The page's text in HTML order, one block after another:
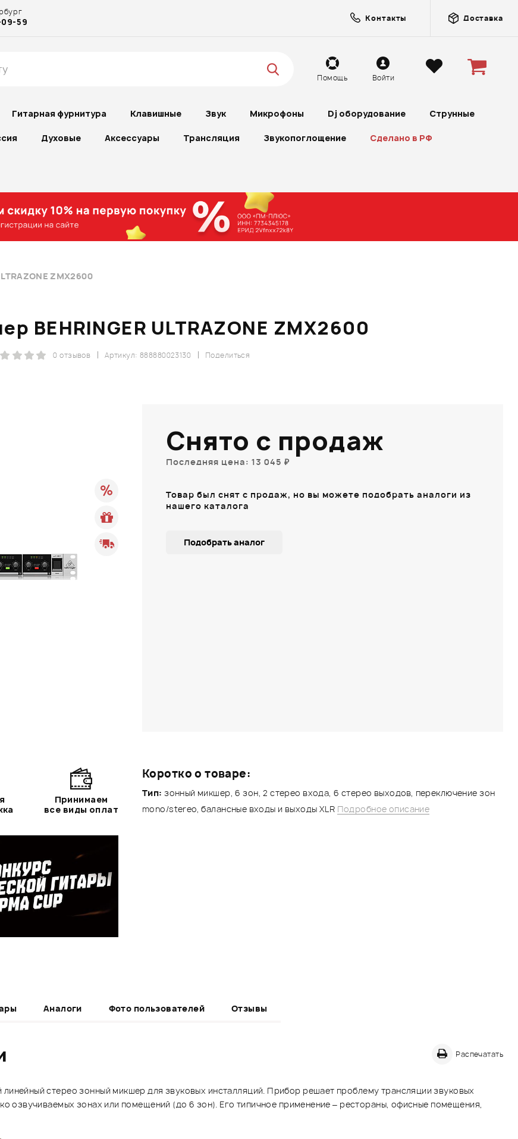
59 Контакты Доставка
Помощь Войти
Гитарная фурнитура Клавишные Звук Микрофоны Dj оборудование Струнные
Духовые Аксессуары Трансляция Звукопоглощение Сделано в РФ
ZMX2600
BEHRINGER ULTRAZONE ZMX2600
Поделиться
Артикул: 888880023130
0 отзывов
Коротко о товаре:
Тип:зонный микшер, 6 зон, 2 стерео входа, 6 стерео выходов, переключение зон
mono/stereo, балансные входы и выходы XLR Подробное описание
Снято с продаж
Последняя цена: 13 045 ₽
Товар был снят с продаж, но вы можете подобрать аналоги из
нашего каталога
Подобрать аналог
Принимаем
все виды оплат
Аналоги Фото пользователей Отзывы
Распечатать
стерео зонный микшер для звуковых инсталляций. Прибор решает проблему трансляции звуковых
озвучиваемых зонах или помещений (до 6 зон). Его типичное применение – рестораны, офисные помещения,